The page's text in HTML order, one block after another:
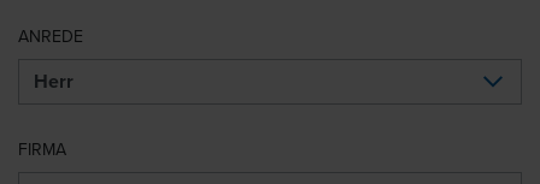
ANREDE
FIRMA